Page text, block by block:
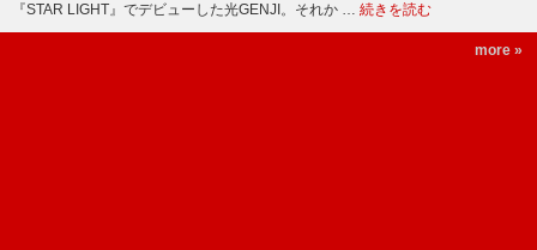
『STAR LIGHT』でデビューした光GENJI。それか … 続きを読む
more »